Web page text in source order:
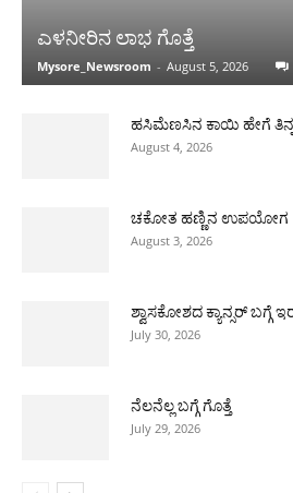
ಎಳನೀರಿನ ಲಾಭ ಗೊತ್ತೆ
Mysore_Newsroom - August 5, 2026
ಹಸಿಮೆಣಸಿನ ಕಾಯಿ ಹೇಗೆ
August 4, 2026
ಚಕೋತ ಹಣ್ಣಿನ ಉಪಯೋಗ
August 3, 2026
ಶ್ವಾಸಕೋಶದ ಕ್ಯಾನ್ಸರ್ ಬಗ್ಗೆ
July 30, 2026
ನೆಲನೆಲ್ಲ ಬಗ್ಗೆ ಗೊತ್ತೆ
July 29, 2026